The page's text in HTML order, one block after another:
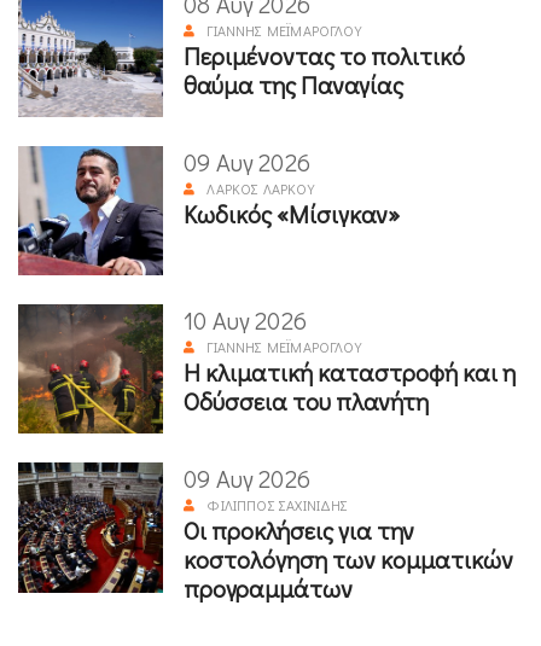
ΓΙΆΝΝΗΣ ΜΕΪΜΆΡΟΓΛΟΥ
Περιμένοντας το πολιτικό
θαύμα της Παναγίας
09 Αυγ 2026
ΛΆΡΚΟΣ ΛΆΡΚΟΥ
Κωδικός «Μίσιγκαν»
10 Αυγ 2026
ΓΙΆΝΝΗΣ ΜΕΪΜΆΡΟΓΛΟΥ
Η κλιματική καταστροφή και η
Οδύσσεια του πλανήτη
09 Αυγ 2026
ΦΊΛΙΠΠΟΣ ΣΑΧΙΝΊΔΗΣ
Οι προκλήσεις για την
κοστολόγηση των κομματικών
προγραμμάτων